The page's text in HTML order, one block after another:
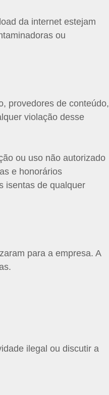
da internet estejam
ou
provedores de conteúdo,
violação desse
ou uso não autorizado
e honorários
isentas de qualquer
para a empresa. A
ilegal ou discutir a